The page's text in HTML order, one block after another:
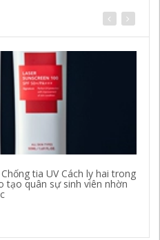
tia UV Cách ly hai trong
quân sự sinh viên nhờn